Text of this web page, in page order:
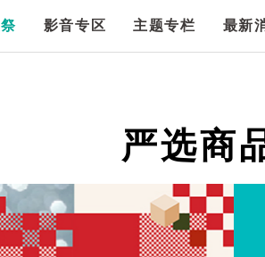
影音专区 主题专栏 最新
严选商